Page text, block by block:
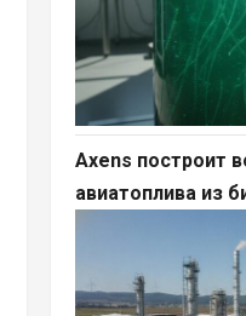
Axens построит
авиатоплива из